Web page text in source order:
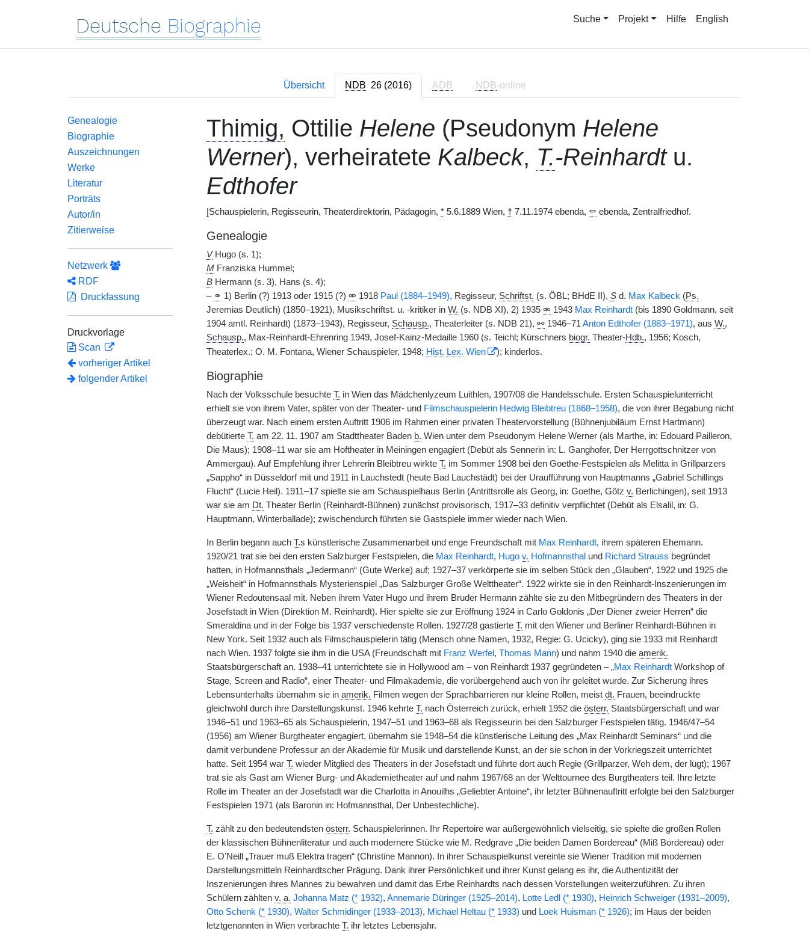
Deutsche Biographie Suche Projekt Hilfe English
Übersicht NDB 26 (2016) ADB NDB-online
Genealogie
Biographie
Auszeichnungen
Werke
Literatur
Porträts
Autor/in
Zitierweise
Netzwerk
RDF
Druckfassung
Druckvorlage
Scan
vorheriger Artikel
folgender Artikel
Thimig, Ottilie Helene (Pseudonym Helene
Werner), verheiratete Kalbeck, T.-Reinhardtu.
Edthofer
Schauspielerin, Regisseurin, Theaterdirektorin, Pädagogin, *5.6.1889 Wien, †7.11.1974 ebenda, ⚰ ebenda, Zentralfriedhof.
Genealogie
VHugo (s. 1);
MFranziska Hummel;
BHermann (s. 3), Hans (s. 4);
– ⚭ 1) Berlin (?) 1913 oder 1915 (?) ⚮ 1918 Paul (1884–1949), Regisseur, Schriftst. (s. ÖBL; BHdE II), Sd. Max Kalbeck (Ps.
Jeremias Deutlich) (1850–1921), Musikschriftst. u. -kritiker in W. (s. NDB XI), 2) 1935 ⚮ 1943 Max Reinhardt(bis 1890 Goldmann, seit
1904 amtl. Reinhardt) (1873–1943), Regisseur, Schausp., Theaterleiter (s. NDB 21), ⚯1946–71 Anton Edthofer (1883–1971), aus W.,
Schausp., Max-Reinhardt-Ehrenring 1949, Josef-Kainz-Medaille 1960 (s. Teichl; Kürschners biogr. Theater-Hdb., 1956; Kosch,
Theaterlex.; O. M. Fontana, Wiener Schauspieler, 1948; Hist. Lex. Wien ); kinderlos.
Biographie
Nach der Volksschule besuchte T. in Wien das Mädchenlyzeum Luithlen, 1907/08 die Handelsschule. Ersten Schauspielunterricht
erhielt sie von ihrem Vater, später von der Theater- und Filmschauspielerin Hedwig Bleibtreu (1868–1958), die von ihrer Begabung nicht
überzeugt war. Nach einem ersten Auftritt 1906 im Rahmen einer privaten Theatervorstellung (Bühnenjubiläum Ernst Hartmann)
debütierte T. am 22. 11. 1907 am Stadttheater Baden b. Wien unter dem Pseudonym Helene Werner (als Marthe, in: Edouard Pailleron,
Die Maus); 1908–11 war sie am Hoftheater in Meiningen engagiert (Debüt als Sennerin in: L. Ganghofer, Der Herrgottschnitzer von
Ammergau). Auf Empfehlung ihrer Lehrerin Bleibtreu wirkte T. im Sommer 1908 bei den Goethe-Festspielen als Melitta in Grillparzers
„Sappho“ in Düsseldorf mit und 1911 in Lauchstedt (heute Bad Lauchstädt) bei der Uraufführung von Hauptmanns „Gabriel Schillings
Flucht“ (Lucie Heil). 1911–17 spielte sie am Schauspielhaus Berlin (Antrittsrolle als Georg, in: Goethe, Götz v. Berlichingen), seit 1913
war sie am Dt. Theater Berlin (Reinhardt-Bühnen) zunächst provisorisch, 1917–33 definitiv verpflichtet (Debüt als Elsalil, in: G.
Hauptmann, Winterballade); zwischendurch führten sie Gastspiele immer wieder nach Wien.
In Berlin begann auch T.s künstlerische Zusammenarbeit und enge Freundschaft mit| Max Reinhardt, ihrem späteren Ehemann.
1920/21 trat sie bei den ersten Salzburger Festspielen, die Max Reinhardt, Hugo v. Hofmannsthal und Richard Strauss begründet
hatten, in Hofmannsthals „Jedermann“ (Gute Werke) auf; 1927–37 verkörperte sie im selben Stück den „Glauben“, 1922 und 1925 die
„Weisheit“ in Hofmannsthals Mysterienspiel „Das Salzburger Große Welttheater“. 1922 wirkte sie in den Reinhardt-Inszenierungen im
Wiener Redoutensaal mit. Neben ihrem Vater Hugo und ihrem Bruder Hermann zählte sie zu den Mitbegründern des Theaters in der
Josefstadt in Wien (Direktion M. Reinhardt). Hier spielte sie zur Eröffnung 1924 in Carlo Goldonis „Der Diener zweier Herren“ die
Smeraldina und in der Folge bis 1937 verschiedenste Rollen. 1927/28 gastierte T. mit den Wiener und Berliner Reinhardt-Bühnen in
New York. Seit 1932 auch als Filmschauspielerin tätig (Mensch ohne Namen, 1932, Regie: G. Ucicky), ging sie 1933 mit Reinhardt
nach Wien. 1937 folgte sie ihm in die USA (Freundschaft mit Franz Werfel , Thomas Mann) und nahm 1940 die amerik.
Staatsbürgerschaft an. 1938–41 unterrichtete sie in Hollywood am – von Reinhardt 1937 gegründeten – „Max ReinhardtWorkshop of
Stage, Screen and Radio“, einer Theater- und Filmakademie, die vorübergehend auch von ihr geleitet wurde. Zur Sicherung ihres
Lebensunterhalts übernahm sie in amerik. Filmen wegen der Sprachbarrieren nur kleine Rollen, meist dt. Frauen, beeindruckte
gleichwohl durch ihre Darstellungskunst. 1946 kehrte T. nach Österreich zurück, erhielt 1952 die österr. Staatsbürgerschaft und war
1946–51 und 1963–65 als Schauspielerin, 1947–51 und 1963–68 als Regisseurin bei den Salzburger Festspielen tätig. 1946/47–54
(1956) am Wiener Burgtheater engagiert, übernahm sie 1948–54 die künstlerische Leitung des „Max Reinhardt Seminars“ und die
damit verbundene Professur an der Akademie für Musik und darstellende Kunst, an der sie schon in der Vorkriegszeit unterrichtet
hatte. Seit 1954 war T. wieder Mitglied des Theaters in der Josefstadt und führte dort auch Regie (Grillparzer, Weh dem, der lügt); 1967
trat sie als Gast am Wiener Burg- und Akademietheater auf und nahm 1967/68 an der Welttournee des Burgtheaters teil. Ihre letzte
Rolle im Theater an der Josefstadt war die Charlotta in Anouilhs „Geliebter Antoine“, ihr letzter Bühnenauftritt erfolgte bei den Salzburger
Festspielen 1971 (als Baronin in: Hofmannsthal, Der Unbestechliche).
T. zählt zu den bedeutendsten österr. Schauspielerinnen. Ihr Repertoire war außergewöhnlich vielseitig, sie spielte die großen Rollen
der klassischen Bühnenliteratur und auch modernere Stücke wie M. Redgrave „Die beiden Damen Bordereau“ (Miß Bordereau) oder
E. O’Neill „Trauer muß Elektra tragen“ (Christine Mannon). In ihrer Schauspielkunst vereinte sie Wiener Tradition mit modernen
Darstellungsmitteln Reinhardtscher Prägung. Dank ihrer Persönlichkeit und ihrer Kunst gelang es ihr, die Authentizität der
Inszenierungen ihres Mannes zu bewahren und damit das Erbe Reinhardts nach dessen Vorstellungen weiterzuführen. Zu ihren
Schülern zählten v. a. Johanna Matz (*1932), Annemarie Düringer (1925–2014), Lotte Ledl (*1930), Heinrich Schweiger (1931–2009),
Otto Schenk (*1930), Walter Schmidinger (1933–2013), Michael Heltau (*1933) und Loek Huisman (*1926); im Haus der beiden
letztgenannten in Wien verbrachte T. ihr letztes Lebensjahr.